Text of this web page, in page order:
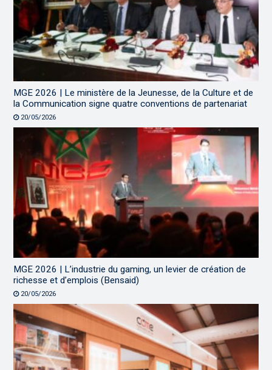
MGE 2026 | Le ministère de la Jeunesse, de la Culture et de
la Communication signe quatre conventions de partenariat
20/05/2026
MGE 2026 | L’industrie du gaming, un levier de création de
richesse et d’emplois (Bensaid)
20/05/2026